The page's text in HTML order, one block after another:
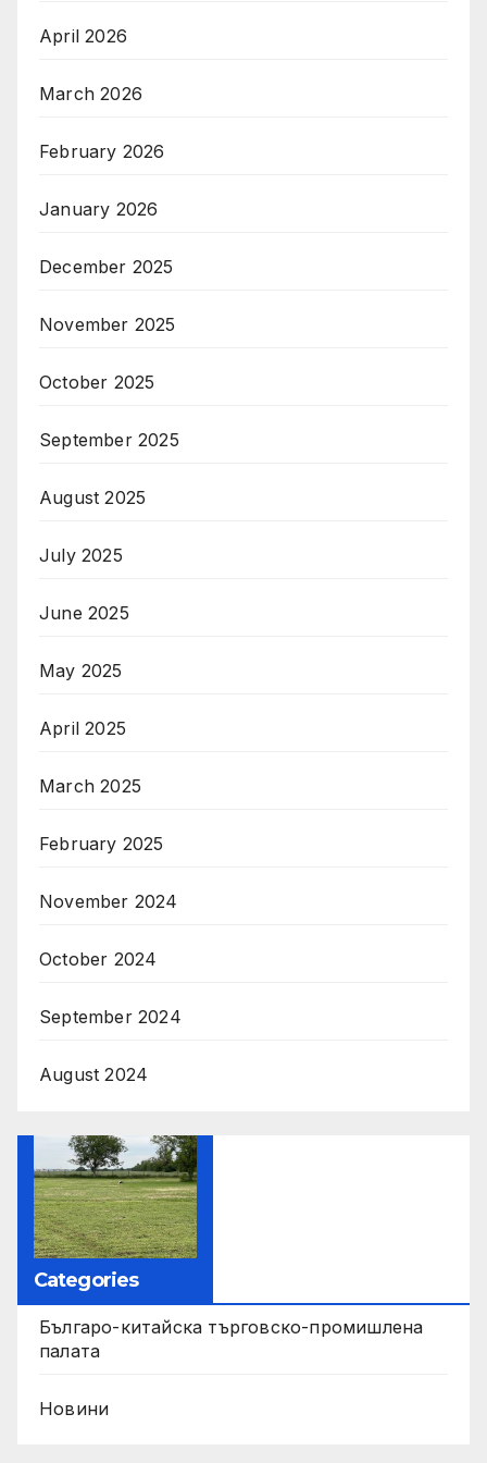
April 2026
March 2026
February 2026
January 2026
December 2025
November 2025
October 2025
September 2025
August 2025
July 2025
June 2025
May 2025
April 2025
March 2025
February 2025
November 2024
October 2024
September 2024
August 2024
Categories
Българо-китайска търговско-промишлена
палата
Новини